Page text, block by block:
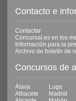
Contacto e
Contactar
Concursal.es en los
Información para la
Archivo de boletín de
Concursos de
Álava
Lugo
Albacete
Madrid